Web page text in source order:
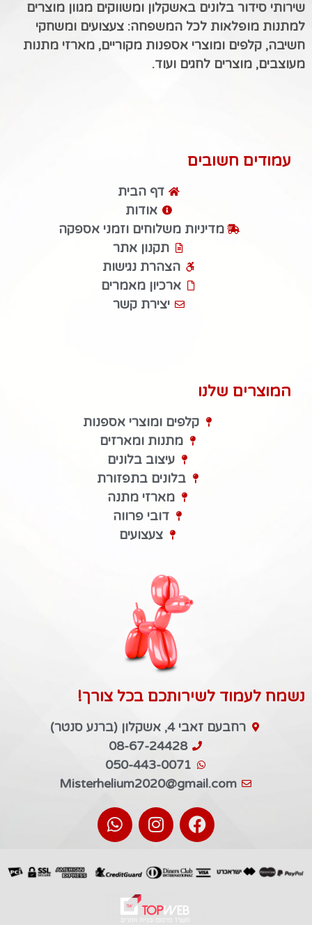
שירותי סידור בלונים באשקלון ומשווקים מגוון מוצרים
למתנות מופלאות לכל המשפחה: צעצועים ומשחקי
חשיבה, קלפים ומוצרי אספנות מקוריים, מארזי מתנות
מעוצבים, מוצרים לחגים ועוד.
עמודים חשובים
דף הבית
אודות
מדיניות משלוחים וזמני אספקה
תקנון אתר
הצהרת נגישות
ארכיון מאמרים
יצירת קשר
המוצרים שלנו
קלפים ומוצרי אספנות
מתנות ומארזים
עיצוב בלונים
בלונים בתפזורת
מארזי מתנה
דובי פרווה
צעצועים
נשמח לעמוד לשירותכם בכל צורך!
רחבעם זאבי 4, אשקלון (ברנע סנטר)
08-67-24428
050-443-0071
Misterhelium2020@gmail.com